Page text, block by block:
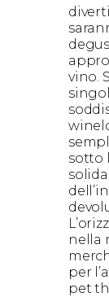
vino.
sotto
nella
per
pet